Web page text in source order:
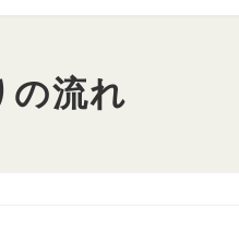
の流れ